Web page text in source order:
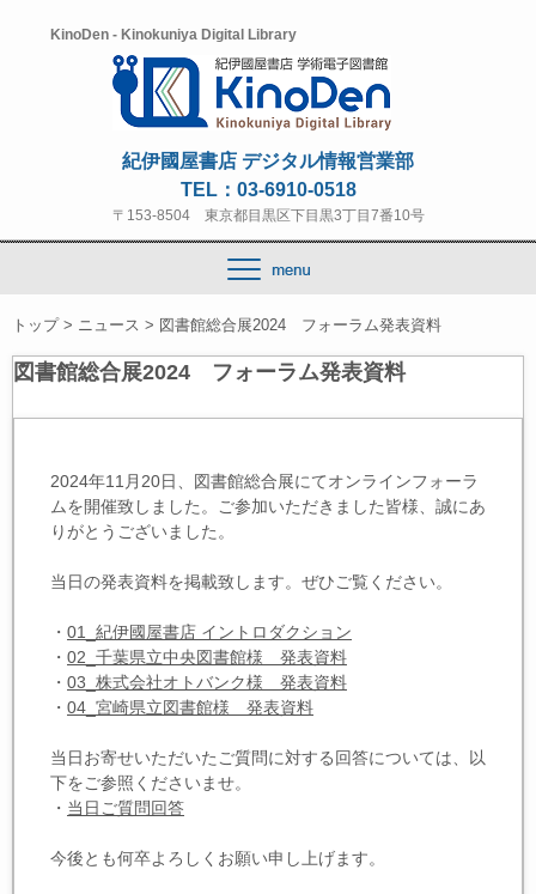
KinoDen - Kinokuniya Digital Library
紀伊國屋書店 デジタル情報営業部
TEL： 03-6910-0518
〒153-8504 東京都目黒区下目黒3丁目7番10号
トップ > ニュース > 図書館総合展2024 フォーラム発表資料
図書館総合展2024 フォーラム発表資料
2024年11月20日、図書館総合展にてオンラインフォーラ
ムを開催致しました。ご参加いただきました皆様、誠にあ
りがとうございました。
当日の発表資料を掲載致します。ぜひご覧ください。
・ 01_紀伊國屋書店 イントロダクション
・ 02_千葉県立中央図書館様 発表資料
・ 03_株式会社オトバンク様 発表資料
・ 04_宮崎県立図書館様 発表資料
当日お寄せいただいたご質問に対する回答については、以
下をご参照くださいませ。
・ 当日ご質問回答
今後とも何卒よろしくお願い申し上げます。